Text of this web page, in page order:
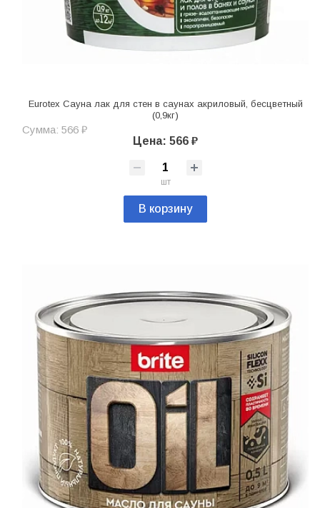
Eurotex Сауна лак для стен в саунах акриловый, бесцветный
(0,9кг)
Сумма: 566 ₽
Цена: 566 ₽
шт
В корзину